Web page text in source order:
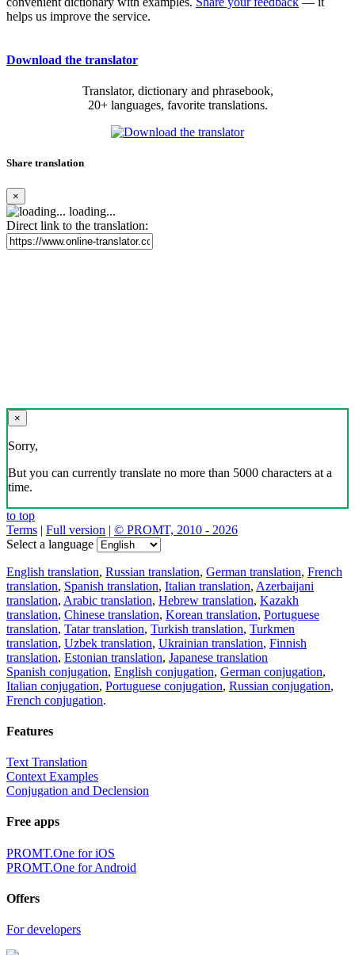
helps us improve the service.
Download the translator
Translator, dictionary and phrasebook,
20+ languages, favorite translations.
Share translation
×
loading...
Direct link to the translation:
×
Sorry,
But you can currently translate no more than 5000 characters at a
time.
to top
Terms | Full version | © PROMT, 2010 - 2026
Select a language
English translation, Russian translation, German translation, French
translation, Spanish translation, Italian translation, Azerbaijani
translation, Arabic translation, Hebrew translation, Kazakh
translation, Chinese translation, Korean translation, Portuguese
translation, Tatar translation, Turkish translation, Turkmen
translation, Uzbek translation, Ukrainian translation, Finnish
translation, Estonian translation, Japanese translation
Spanish conjugation, English conjugation, German conjugation,
Italian conjugation, Portuguese conjugation, Russian conjugation,
French conjugation.
Features
Text Translation
Context Examples
Conjugation and Declension
Free apps
PROMT.One for iOS
PROMT.One for Android
Offers
For developers